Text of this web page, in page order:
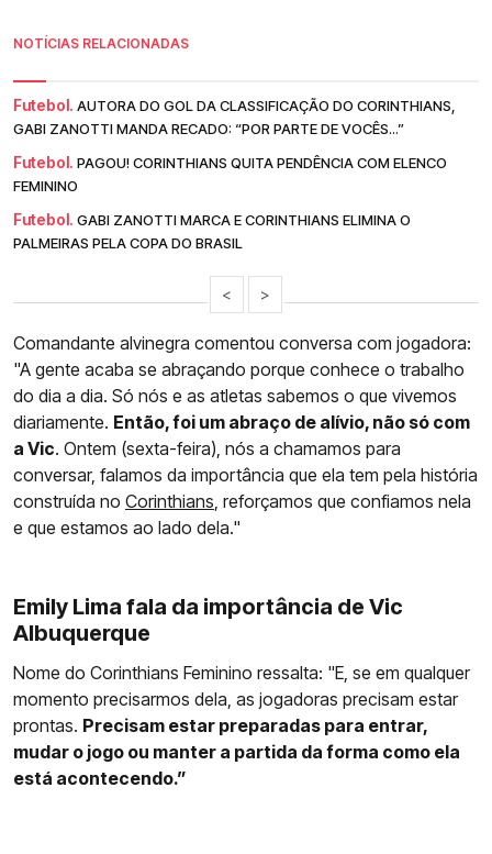
NOTÍCIAS RELACIONADAS
Futebol. AUTORA DO GOL DA CLASSIFICAÇÃO DO CORINTHIANS,
GABI ZANOTTI MANDA RECADO: “POR PARTE DE VOCÊS...”
Futebol. PAGOU! CORINTHIANS QUITA PENDÊNCIA COM ELENCO
FEMININO
Futebol. GABI ZANOTTI MARCA E CORINTHIANS ELIMINA O
PALMEIRAS PELA COPA DO BRASIL
< >
Comandante alvinegra comentou conversa com jogadora:
"A gente acaba se abraçando porque conhece o trabalho
do dia a dia. Só nós e as atletas sabemos o que vivemos
diariamente. Então, foi um abraço de alívio, não só com
a Vic. Ontem (sexta-feira), nós a chamamos para
conversar, falamos da importância que ela tem pela história
construída no Corinthians , reforçamos que confiamos nela
e que estamos ao lado dela."
Emily Lima fala da importância de Vic
Albuquerque
Nome do Corinthians Feminino ressalta: "E, se em qualquer
momento precisarmos dela, as jogadoras precisam estar
prontas. Precisam estar preparadas para entrar,
mudar o jogo ou manter a partida da forma como ela
está acontecendo.”